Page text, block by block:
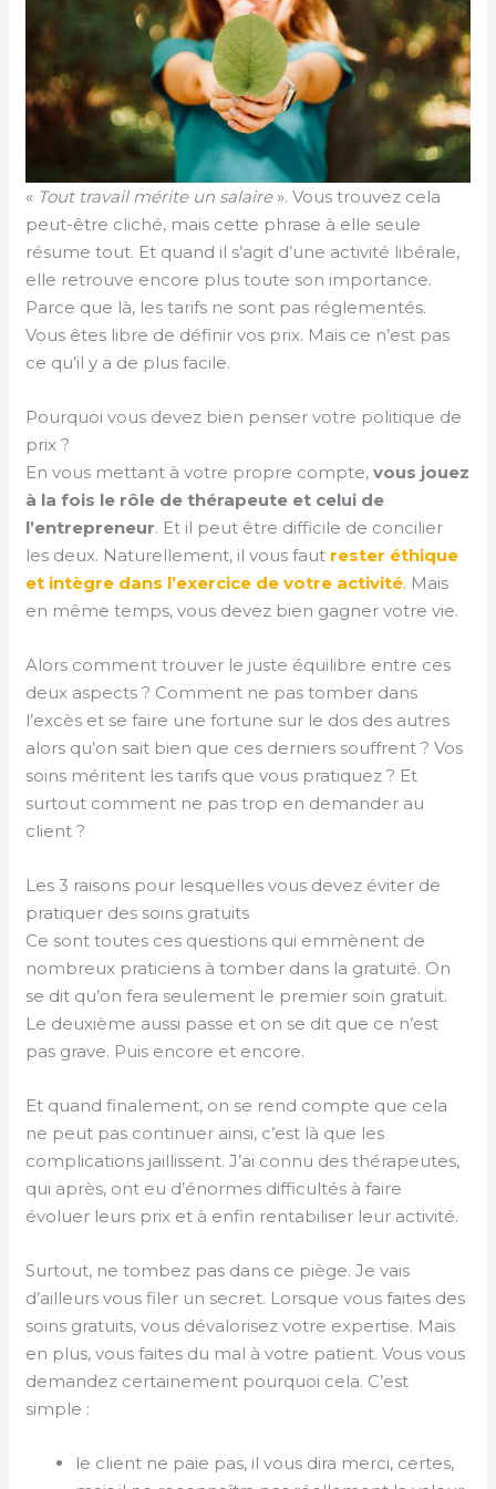
« Tout travail mérite un salaire». Vous trouvez cela
peut-être cliché, mais cette phrase à elle seule
résume tout. Et quand il s’agit d’une activité libérale,
elle retrouve encore plus toute son importance.
Parce que là, les tarifs ne sont pas réglementés.
Vous êtes libre de définir vos prix. Mais ce n’est pas
ce qu’il y a de plus facile.
Pourquoi vous devez bien penser votre politique de
prix ?
En vous mettant à votre propre compte,vous jouez
à la fois le rôle de thérapeute et celui de
l’entrepreneur. Et il peut être difficile de concilier
les deux. Naturellement, il vous faut rester éthique
et intègre dans l’exercice de votre activité. Mais
en même temps, vous devez bien gagner votre vie.
Alors comment trouver le juste équilibre entre ces
deux aspects ? Comment ne pas tomber dans
l’excès et se faire une fortune sur le dos des autres
alors qu’on sait bien que ces derniers souffrent ? Vos
soins méritent les tarifs que vous pratiquez ? Et
surtout comment ne pas trop en demander au
client ?
Les 3 raisons pour lesquelles vous devez éviter de
pratiquer des soins gratuits
Ce sont toutes ces questions qui emmènent de
nombreux praticiens à tomber dans la gratuité. On
se dit qu’on fera seulement le premier soin gratuit.
Le deuxième aussi passe et on se dit que ce n’est
pas grave. Puis encore et encore.
Et quand finalement, on se rend compte que cela
ne peut pas continuer ainsi, c’est là que les
complications jaillissent. J’ai connu des thérapeutes,
qui après, ont eu d’énormes difficultés à faire
évoluer leurs prix et à enfin rentabiliser leur activité.
Surtout, ne tombez pas dans ce piège. Je vais
d’ailleurs vous filer un secret. Lorsque vous faites des
soins gratuits, vous dévalorisez votre expertise. Mais
en plus, vous faites du mal à votre patient. Vous vous
demandez certainement pourquoi cela. C’est
simple :
le client ne paie pas, il vous dira merci, certes,